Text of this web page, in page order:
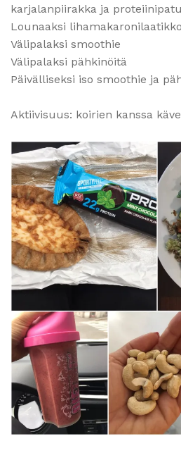
karjalanpiirakka ja
Lounaaksi
Välipalaksi smoothie
Välipalaksi pähkinöitä
Päivälliseksi iso smoothie ja
Aktiivisuus: koirien kanssa